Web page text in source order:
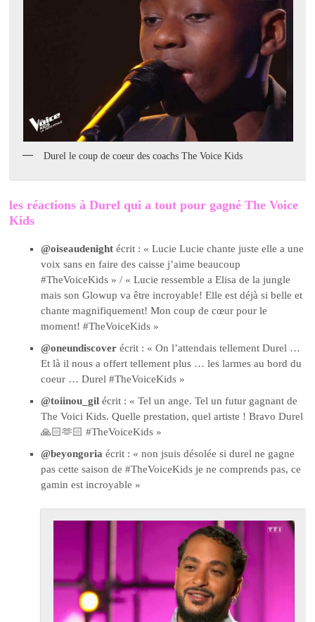
Durel le coup de coeur des coachs The Voice Kids
les réactions à Durel qui a tout pour gagné The Voice
Kids
@oiseaudenight écrit : « Lucie Lucie chante juste elle a une
voix sans en faire des caisse j’aime beaucoup
#TheVoiceKids » / « Lucie ressemble a Elisa de la jungle
mais son Glowup va être incroyable! Elle est déjà si belle et
chante magnifiquement! Mon coup de cœur pour le
moment! #TheVoiceKids »
@oneundiscover écrit : « On l’attendais tellement Durel …
Et là il nous a offert tellement plus … les larmes au bord du
coeur … Durel #TheVoiceKids »
@toiinou_gilécrit : « Tel un ange. Tel un futur gagnant de
The Voici Kids. Quelle prestation, quel artiste ! Bravo Durel
🙏🏻🫶🏻 #TheVoiceKids »
@beyongoriaécrit : « non jsuis désolée si durel ne gagne
pas cette saison de #TheVoiceKids je ne comprends pas, ce
gamin est incroyable »